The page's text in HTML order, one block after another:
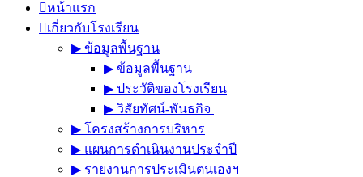
หน้าแรก
เกี่ยวกับโรงเรียน
▶︎ ข้อมูลพื้นฐาน
▶︎ ข้อมูลพื้นฐาน
▶︎ ประวัติของโรงเรียน
▶︎ วิสัยทัศน์-พันธกิจ
▶︎ โครงสร้างการบริหาร
▶︎ แผนการดำเนินงานประจำปี
▶︎ รายงานการประเมินตนเองฯ